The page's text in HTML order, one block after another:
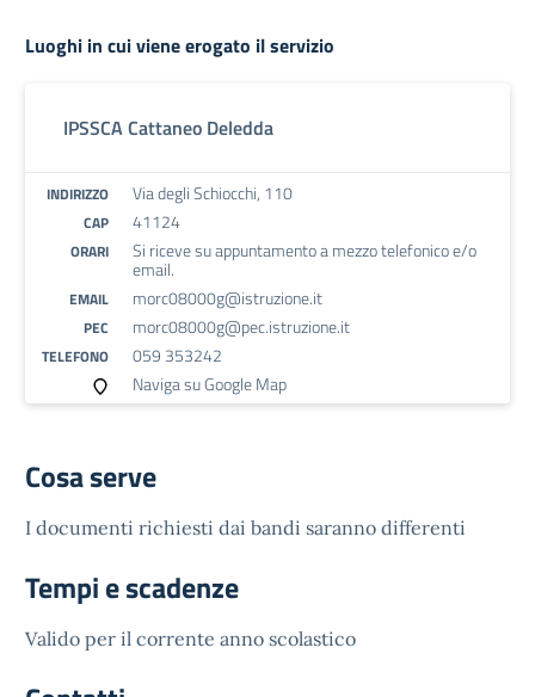
Luoghi in cui viene erogato il servizio
IPSSCA Cattaneo Deledda
INDIRIZZO Via degli Schiocchi, 110
CAP 41124
ORARI Si riceve su appuntamento a mezzo telefonico e/o
email.
EMAIL morc08000g@istruzione.it
PEC morc08000g@pec.istruzione.it
TELEFONO
059 353242
Naviga su Google Map
Cosa serve
I documenti richiesti dai bandi saranno differenti
Tempi e scadenze
Valido per il corrente anno scolastico